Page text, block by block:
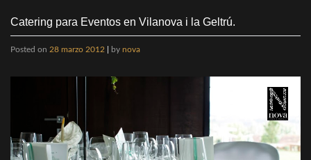
Catering para Eventos en Vilanova i la Geltrú.
Posted on 28 marzo 2012 by nova